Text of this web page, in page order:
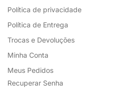
Política de privacidade
Política de Entrega
Trocas e Devoluções
Minha Conta
Meus Pedidos
Recuperar Senha